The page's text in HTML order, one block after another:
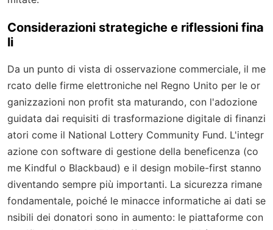
Considerazioni strategiche e riflessioni fina
li
Da un punto di vista di osservazione commerciale, il me
rcato delle firme elettroniche nel Regno Unito per le or
ganizzazioni non profit sta maturando, con l'adozione
guidata dai requisiti di trasformazione digitale di finanzi
atori come il National Lottery Community Fund. L'integr
azione con software di gestione della beneficenza (co
me Kindful o Blackbaud) e il design mobile-first stanno
diventando sempre più importanti. La sicurezza rimane
fondamentale, poiché le minacce informatiche ai dati se
nsibili dei donatori sono in aumento: le piattaforme con